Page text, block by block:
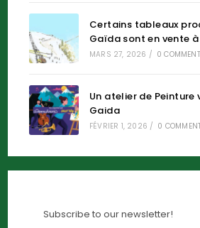
Certains tableaux
Gaïda sont en vente
MARS 27, 2026 / 0
Un atelier de Peinture
Gaida
FÉVRIER 1, 2026 / 0
Subscribe to our newsletter!